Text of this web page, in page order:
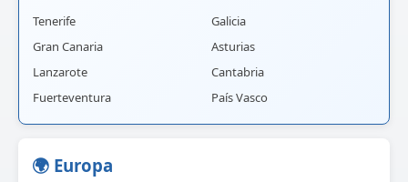
Tenerife
Gran Canaria
Lanzarote
Fuerteventura
Galicia
Asturias
Cantabria
País Vasco
🌍 Europa